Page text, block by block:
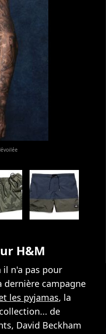
H&M
il n'a pas pour
dernière campagne
les pyjamas, la
de
David Beckham